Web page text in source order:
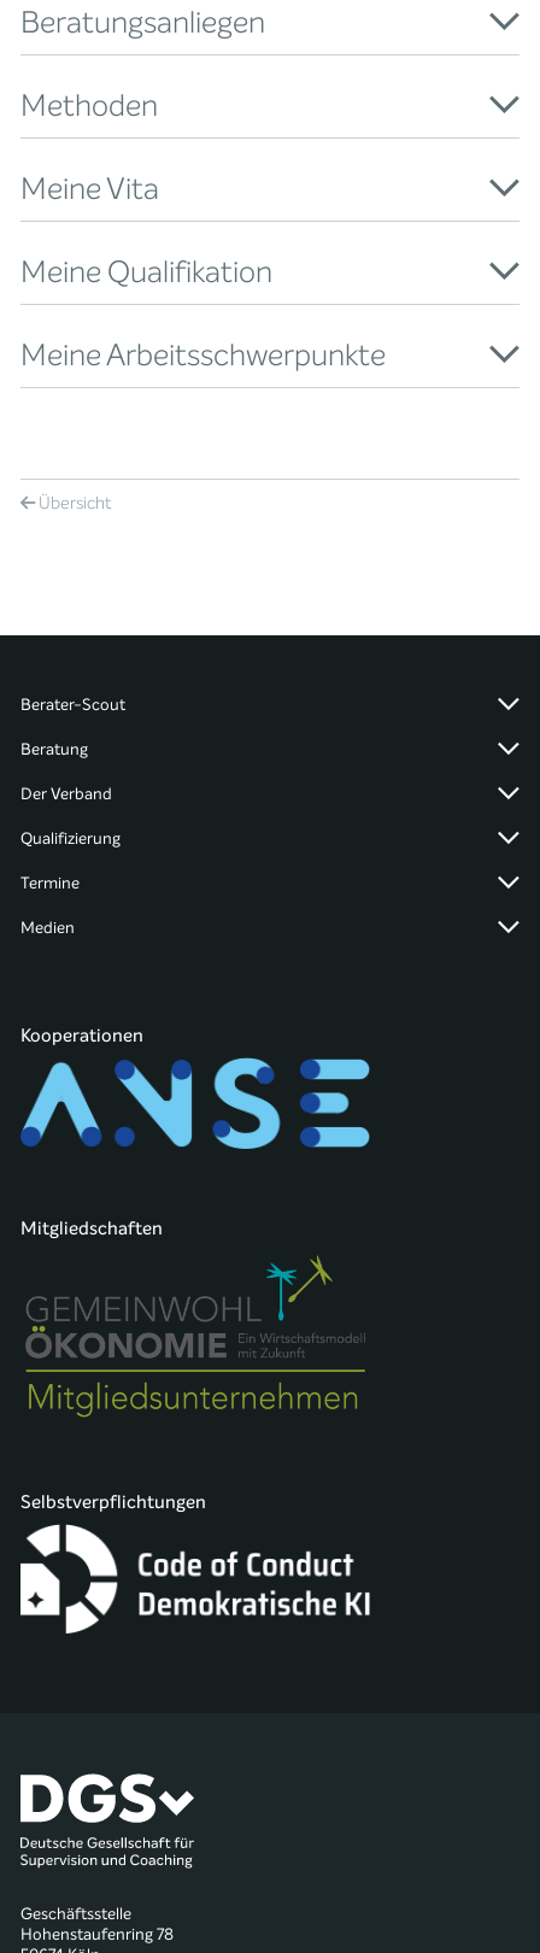
Beratungsanliegen
Methoden
Meine Vita
Meine Qualifikation
Meine Arbeitsschwerpunkte
Übersicht
Berater-Scout
Beratung
Der Verband
Qualifizierung
Termine
Medien
Kooperationen
Mitgliedschaften
Selbstverpflichtungen
Geschäftsstelle
Hohenstaufenring 78